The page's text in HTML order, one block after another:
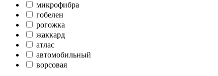
микрофибра
гобелен
рогожка
жаккард
атлас
автомобильный
ворсовая